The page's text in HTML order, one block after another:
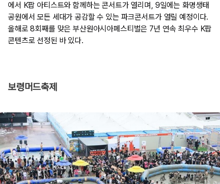
에서 K팝 아티스트와 함께하는 콘서트가 열리며, 9일에는 화명생태
공원에서 모든 세대가 공감할 수 있는 파크콘서트가 열릴 예정이다.
올해로 8회째를 맞은 부산원아시아페스티벌은 7년 연속 최우수 K팝
콘텐츠로 선정된 바 있다.
보령머드축제